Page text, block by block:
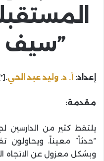
”سيف
إعداد: أ. د. وليد عبد الحي.
مقدمة:
يلتقط كثير من الدارسين
“حدثاً” معيناً،
وبشكل معزول عن الاتجاه